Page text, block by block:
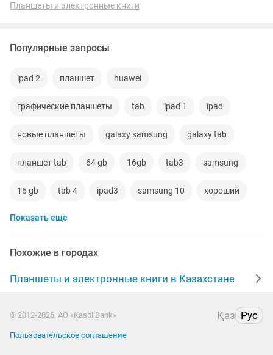
Планшеты и электронные книги
Популярные запросы
ipad 2 планшет huawei
графические планшеты tab ipad 1 ipad
новые планшеты galaxy samsung galaxy tab
планшет tab 64 gb 16gb tab3 samsung
16 gb tab 4 ipad3 samsung 10 хороший
планшет бу
планшет tab3 чехлы galaxy pro
Показать еще
Похожие в городах
Планшеты и электронные книги в Казахстане
© 2012-2026, АО «Kaspi Bank» Қаз Рус
Пользовательское соглашение